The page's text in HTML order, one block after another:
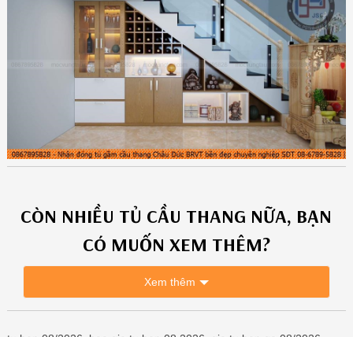
CÒN NHIỀU TỦ CẦU THANG NỮA, BẠN
CÓ MUỐN XEM THÊM?
Xem thêm